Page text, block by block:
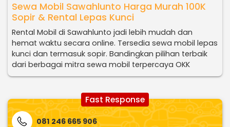
Sewa Mobil Sawahlunto Harga Murah 100K
Sopir & Rental Lepas Kunci
Rental Mobil di Sawahlunto jadi lebih mudah dan
hemat waktu secara online. Tersedia sewa mobil lepas
kunci dan termasuk sopir. Bandingkan pilihan terbaik
dari berbagai mitra sewa mobil terpercaya OKK
Fast Response
081 246 665 906